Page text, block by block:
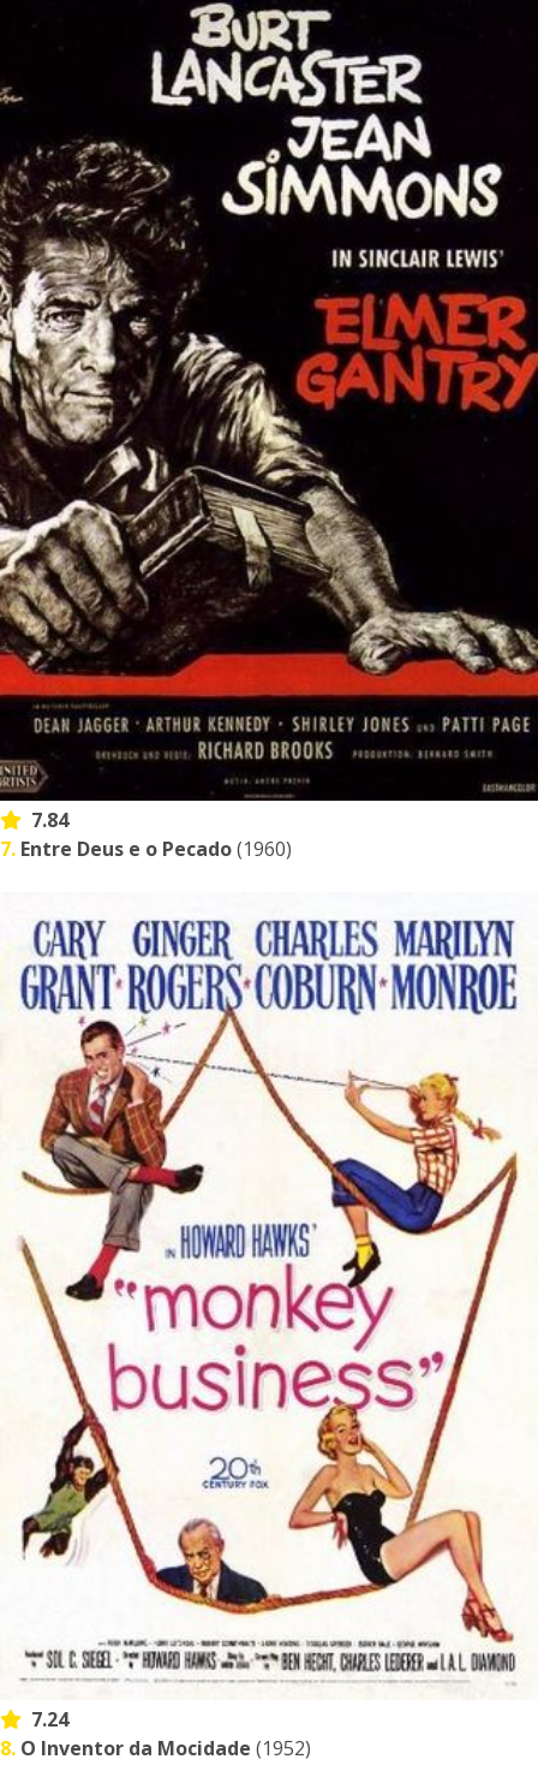
7.84
7. Entre Deus e o Pecado(1960)
7.24
8. O Inventor da Mocidade (1952)